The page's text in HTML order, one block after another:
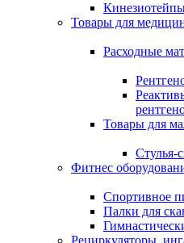
Товары для
Расходные
Товары для
Стулья-
Фитнес
Спортивное
Палки для
Рециркуляторы,